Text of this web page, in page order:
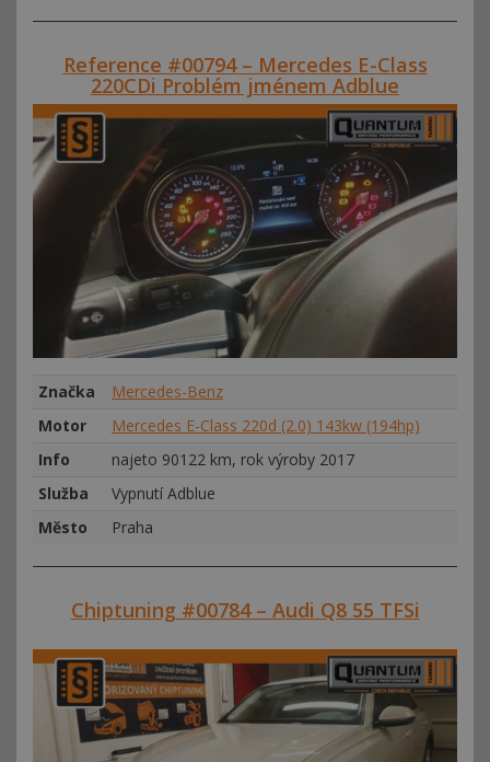
Reference #00794 – Mercedes E-Class
220CDi Problém jménem Adblue
Značka
Mercedes-Benz
Motor
Mercedes E-Class 220d (2.0) 143kw (194hp)
Info
najeto 90122 km, rok výroby 2017
Služba
Vypnutí Adblue
Město
Praha
Chiptuning #00784 – Audi Q8 55 TFSi